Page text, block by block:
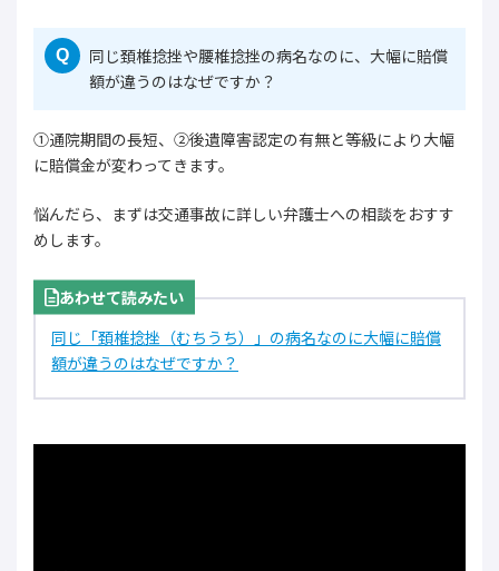
Q
同じ頚椎捻挫や腰椎捻挫の病名なのに、大幅に賠償
額が違うのはなぜですか？
①通院期間の長短、②後遺障害認定の有無と等級により大幅
に賠償金が変わってきます。
悩んだら、まずは交通事故に詳しい弁護士への相談をおすす
めします。
あわせて読みたい
同じ「頚椎捻挫（むちうち）」の病名なのに大幅に賠償
額が違うのはなぜですか？